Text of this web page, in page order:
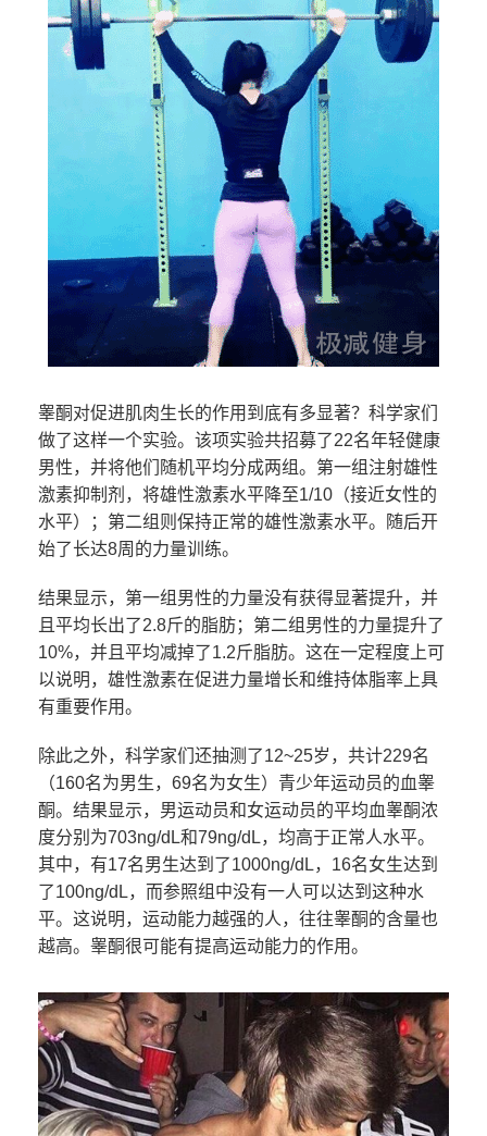
睾酮对促进肌肉生长的作用到底有多显著？科学家们
做了这样一个实验。该项实验共招募了22名年轻健康
男性，并将他们随机平均分成两组。第一组注射雄性
激素抑制剂，将雄性激素水平降至1/10（接近女性的
水平）；第二组则保持正常的雄性激素水平。随后开
始了长达8周的力量训练。
结果显示，第一组男性的力量没有获得显著提升，并
且平均长出了2.8斤的脂肪；第二组男性的力量提升了
10%，并且平均减掉了1.2斤脂肪。这在一定程度上可
以说明，雄性激素在促进力量增长和维持体脂率上具
有重要作用。
除此之外，科学家们还抽测了12~25岁，共计229名
（160名为男生，69名为女生）青少年运动员的血睾
酮。结果显示，男运动员和女运动员的平均血睾酮浓
度分别为703ng/dL和79ng/dL，均高于正常人水平。
其中，有17名男生达到了1000ng/dL，16名女生达到
了100ng/dL，而参照组中没有一人可以达到这种水
平。这说明，运动能力越强的人，往往睾酮的含量也
越高。睾酮很可能有提高运动能力的作用。